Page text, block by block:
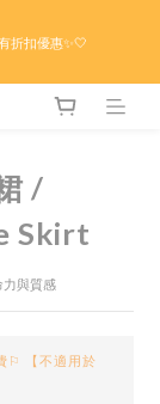
折扣優惠✨🤍
天3pm前下單現貨最
/
Skirt
力與質感
⚐ 【不適用於